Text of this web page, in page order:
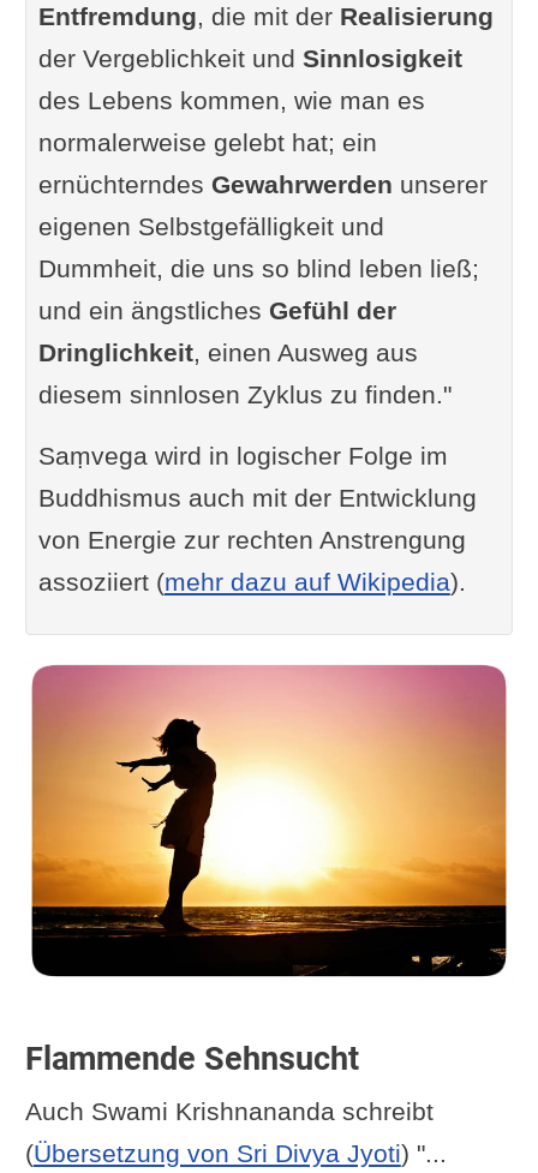
Entfremdung, die mit der Realisierung
der Vergeblichkeit und Sinnlosigkeit
des Lebens kommen, wie man es
normalerweise gelebt hat; ein
ernüchterndes Gewahrwerden unserer
eigenen Selbstgefälligkeit und
Dummheit, die uns so blind leben ließ;
und ein ängstliches Gefühl der
Dringlichkeit, einen Ausweg aus
diesem sinnlosen Zyklus zu finden."
Saṃvega wird in logischer Folge im
Buddhismus auch mit der Entwicklung
von Energie zur rechten Anstrengung
assoziiert (mehr dazu auf Wikipedia).
Flammende Sehnsucht
Auch Swami Krishnananda schreibt
(Übersetzung von Sri Divya Jyoti) "...